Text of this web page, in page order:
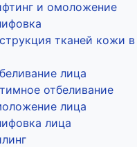
и омоложение
тканей кожи в
лица
отбеливание
лица
лица